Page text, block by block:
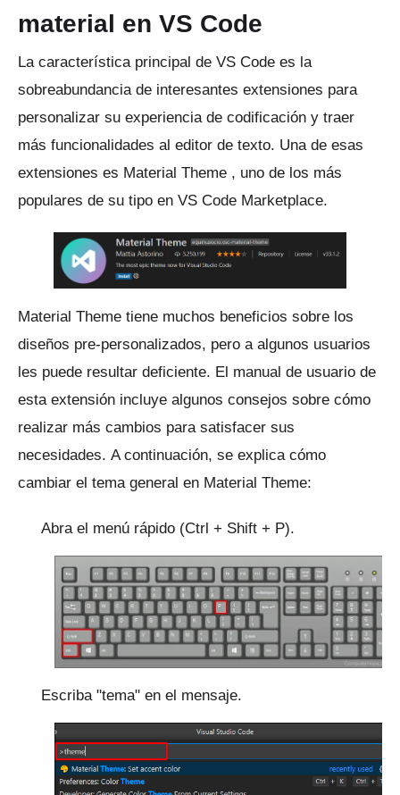
material en VS Code
La característica principal de VS Code es la
sobreabundancia de interesantes extensiones para
personalizar su experiencia de codificación y traer
más funcionalidades al editor de texto. Una de esas
extensiones es Material Theme , uno de los más
populares de su tipo en VS Code Marketplace.
Material Theme tiene muchos beneficios sobre los
diseños pre-personalizados, pero a algunos usuarios
les puede resultar deficiente. El manual de usuario de
esta extensión incluye algunos consejos sobre cómo
realizar más cambios para satisfacer sus
necesidades. A continuación, se explica cómo
cambiar el tema general en Material Theme:
Abra el menú rápido (Ctrl + Shift + P).
Escriba "tema" en el mensaje.